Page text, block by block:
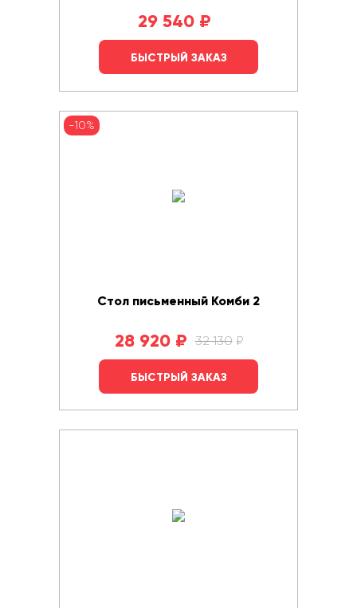
29 540 ₽
БЫСТРЫЙ ЗАКАЗ
-10%
Стол письменный Комби 2
32 130 ₽
28 920 ₽
БЫСТРЫЙ ЗАКАЗ